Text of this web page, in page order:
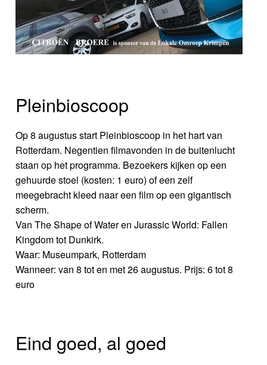
Pleinbioscoop
Op 8 augustus start Pleinbioscoop in het hart van
Rotterdam. Negentien filmavonden in de buitenlucht
staan op het programma. Bezoekers kijken op een
gehuurde stoel (kosten: 1 euro) of een zelf
meegebracht kleed naar een film op een gigantisch
scherm.
Van The Shape of Water en Jurassic World: Fallen
Kingdom tot Dunkirk.
Waar: Museumpark, Rotterdam
Wanneer: van 8 tot en met 26 augustus. Prijs: 6 tot 8
euro
Eind goed, al goed